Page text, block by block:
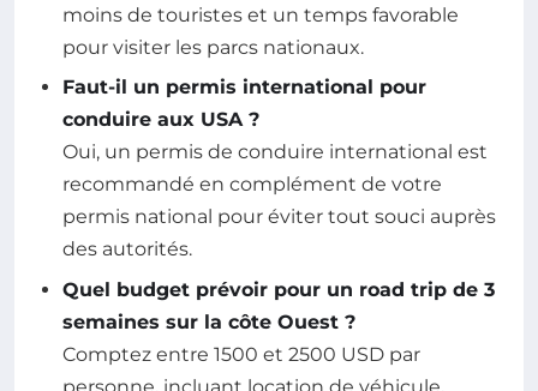
moins de touristes et un temps favorable
pour visiter les parcs nationaux.
Faut-il un permis international pour
conduire aux USA ?
Oui, un permis de conduire international est
recommandé en complément de votre
permis national pour éviter tout souci auprès
des autorités.
Quel budget prévoir pour un road trip de 3
semaines sur la côte Ouest ?
Comptez entre 1500 et 2500 USD par
personne, incluant location de véhicule,